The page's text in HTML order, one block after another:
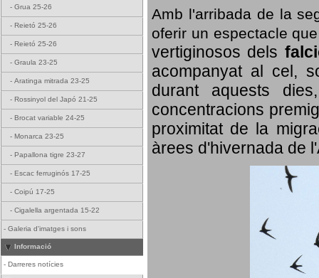
- Grua 25-26
- Reietó 25-26
- Reietó 25-26
- Graula 23-25
- Aratinga mitrada 23-25
- Rossinyol del Japó 21-25
- Brocat variable 24-25
- Monarca 23-25
- Papallona tigre 23-27
- Escac ferruginós 17-25
- Coipú 17-25
- Cigalella argentada 15-22
- Galeria d'imatges i sons
Informació
- Darreres notícies
Amb l'arribada de la
oferir un espectacle
vertiginosos dels
acompanyat al cel,
durant aquests
concentracions
proximitat de la
àrees d'hivernada de